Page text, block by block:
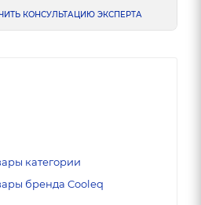
КОНСУЛЬТАЦИЮ ЭКСПЕРТА
категории
бренда Cooleq